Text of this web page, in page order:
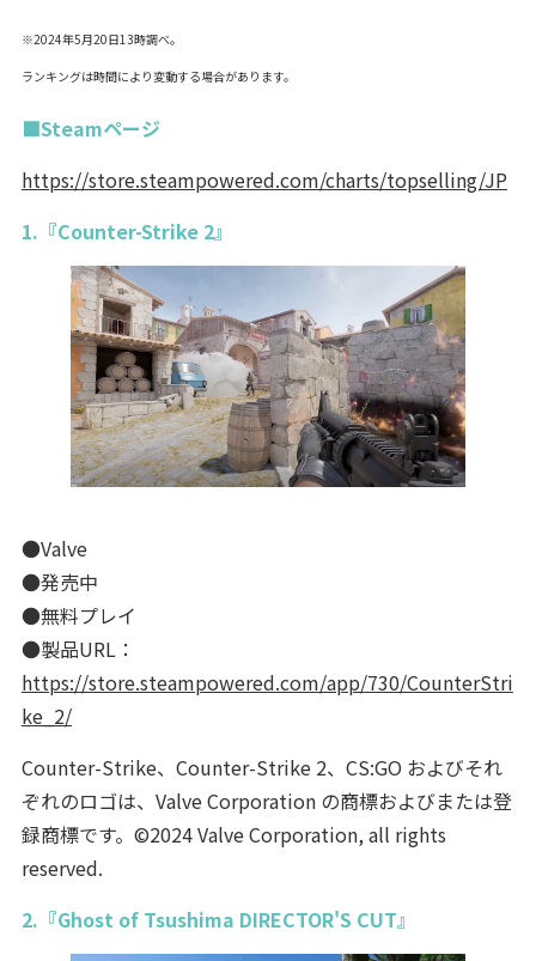
※2024年5月20日13時調べ。
ランキングは時間により変動する場合があります。
■Steamページ
https://store.steampowered.com/charts/topselling/JP
1.『Counter-Strike 2』
●Valve
●発売中
●無料プレイ
●製品URL：
https://store.steampowered.com/app/730/CounterStri
ke_2/
Counter-Strike、Counter-Strike 2、CS:GO およびそれ
ぞれのロゴは、Valve Corporation の商標およびまたは登
録商標です。©2024 Valve Corporation, all rights
reserved.
2.『Ghost of Tsushima DIRECTOR'S CUT』